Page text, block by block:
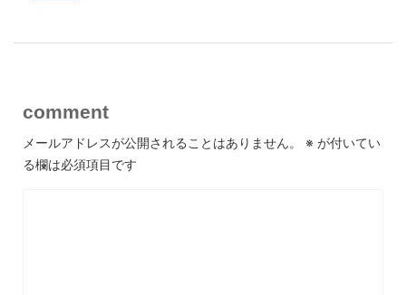
comment
メールアドレスが公開されることはありません。 ※ が付いてい
る欄は必須項目です